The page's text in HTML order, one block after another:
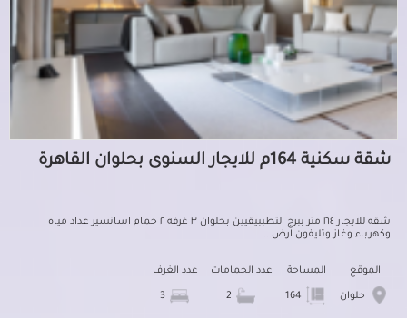
شقة سكنية 164م للايجار السنوى بحلوان القاهرة
شقه للايجار ١٦٤ متر ببرج التطببيقيين بحلوان ٣ غرفه ٢ حمام اسانسير عداد مياه
وكهرباء وغاز وتليفون ارض...
الموقع
حلوان
المساحة عدد الحمامات عدد الغرف